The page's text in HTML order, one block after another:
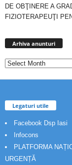
DE OBŢINERE A
FIZIOTERAPEUŢI
Arhiva anunturi
Legaturi utile
Facebook Dsp Iasi
Infocons
PLATFORMA
URGENȚĂ